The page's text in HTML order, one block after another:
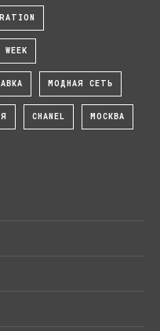
МОДНАЯ СЕТЬ
CHANEL МОСКВА